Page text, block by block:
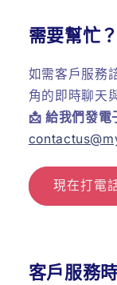
需要幫忙
如需客戶服務
角的即時聊天
📩 給我們發電
現在打電
客戶服務